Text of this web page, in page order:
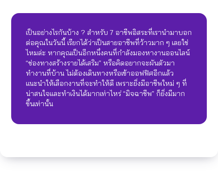
เป็นอย่างไรกันบ้าง ? สำหรับ 7 อาชีพอิสระที่เรานำมาบอก
ต่อคุณในวันนี้ เรียกได้ว่าเป็นสายอาชีพที่ว้าวมาก ๆ เลยใช่
ไหมล่ะ หากคุณเป็นอีกหนึ่งคนที่กำลังมองหางานออนไลน์
“ช่องทางสร้างรายได้เสริม”​ หรือคิดอยากจะผันตัวมา
ทำงานที่บ้าน ไม่ต้องเดินทางหรือเข้าออฟฟิศอีกแล้ว
แนะนำให้เลือกงานที่จะทำให้ดี เพราะยิ่งมีอาชีพใหม่ ๆ ที่
น่าสนใจและทำเงินได้มากเท่าไหร่ “มิจฉาชีพ” ก็ยิ่งมีมาก
ขึ้นเท่านั้น